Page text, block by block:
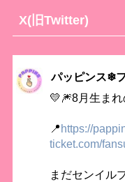
X(旧Twitter)
パッピンス❄
💛🎆8月生ま
📍https://
ticket.com/
まだセンイル